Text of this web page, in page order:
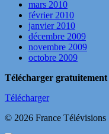
mars 2010
février 2010
janvier 2010
décembre 2009
novembre 2009
octobre 2009
Télécharger
Télécharger
© 2026 France Télévisions